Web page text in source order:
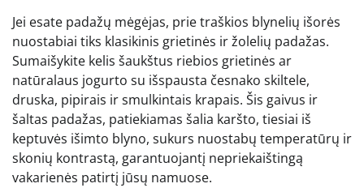
Jei esate padažų mėgėjas, prie traškios blynelių išorės
nuostabiai tiks klasikinis grietinės ir žolelių padažas.
Sumaišykite kelis šaukštus riebios grietinės ar
natūralaus jogurto su išspausta česnako skiltele,
druska, pipirais ir smulkintais krapais. Šis gaivus ir
šaltas padažas, patiekiamas šalia karšto, tiesiai iš
keptuvės išimto blyno, sukurs nuostabų temperatūrų ir
skonių kontrastą, garantuojantį nepriekaištingą
vakarienės patirtį jūsų namuose.